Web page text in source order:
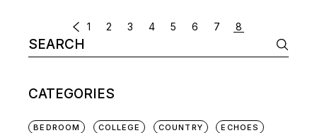
POSTS
NAVIGATION
1 2 3 4 5 6 7 8
Search
for:
CATEGORIES
BEDROOM COLLEGE COUNTRY
ECHOES